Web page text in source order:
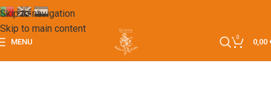
Skip to navigation
Skip to main content
MENU
0
0,00